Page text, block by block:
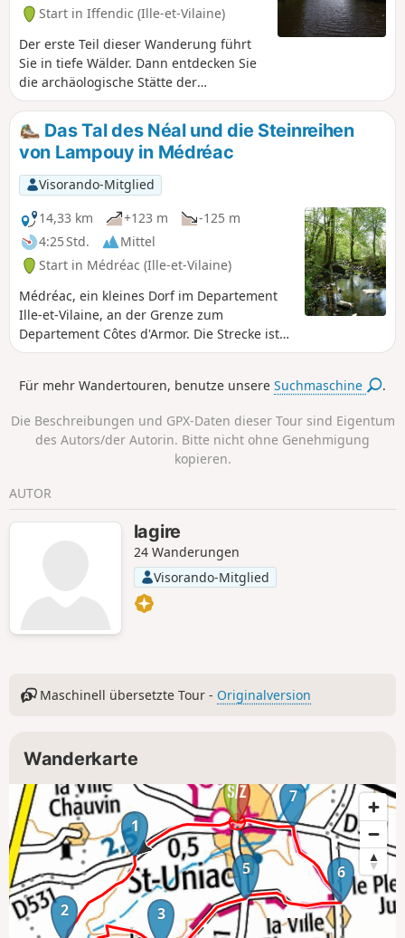
Start in Iffendic (Ille-et-Vilaine)
Der erste Teil dieser Wanderung führt
Sie in tiefe Wälder. Dann entdecken Sie
die archäologische Stätte der
mittelalterlichen Burg von Boutavent.
Setzen Sie diese Wanderung durch
luftige Abschnitte mit schönen
Panoramablicken und steilen Anstiegen
und Abstiegen fort, um zum Étang de la
Chambre au Loup zu gelangen.Der
Rückweg führt wieder über einen
steilen, luftigen und felsigen Aufstieg
mit atemberaubenden Ausblicken. :!:
9.07.2025: Die Markierung wurde von
Blau auf Gelb geändert.
Das Tal des Néal und die Steinreihen
von Lampouy in Médréac
Visorando-Mitglied
14,33 km
+123 m
-125 m
4:25 Std.
Mittel
Start in Médréac (Ille-et-Vilaine)
Médréac, ein kleines Dorf im Departement
Ille-et-Vilaine, an der Grenze zum
Departement Côtes d'Armor. Die Strecke ist
besonders reizvoll: das malerische Tal des
lokalen Chouan-Widerstandskämpfer, die
sein Museum und das Railbike mit zwei
Strecken. Diese Wanderung folgt
demFernwanderweg GR® 37 und teilweise
demWanderweg PR® „Circuit des
mégalithes”. Der südliche Teil
diesesWanderwegs wurde nicht
berücksichtigt, da er uninteressant ist und
die Wege schlecht gepflegt sind.
Für mehr Wandertouren, benutze unsereSuchmaschine .
Die Beschreibungen und GPX-Daten dieser Tour sind Eigentum
des Autors/der Autorin. Bitte nicht ohne Genehmigung
kopieren.
AUTOR
lagire
24 Wanderungen
Visorando-Mitglied
Maschinell übersetzte Tour - Originalversion
Wanderkarte
1
2
3
5 6
7